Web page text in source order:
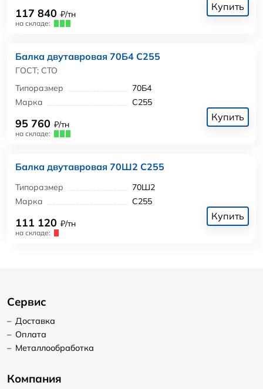
117 840 ₽/тн
на складе:
Купить
Балка двутавровая 70Б4 С255
ГОСТ; СТО
Типоразмер
70Б4
Марка
С255
95 760 ₽/тн
на складе:
Купить
Балка двутавровая 70Ш2 С255
Типоразмер
70Ш2
Марка
С255
111 120 ₽/тн
на складе:
Купить
Сервис
– Доставка
– Оплата
– Металлообработка
Компания